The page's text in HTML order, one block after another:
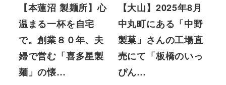
【本蓮沼 製麺所】心
温まる一杯を自宅
で。創業８０年、夫
婦で営む「喜多星製
麺」の懐…
【大山】2025年8月
中丸町にある「中野
製菓」さんの工場直
売にて「板橋のいっ
ぴん…